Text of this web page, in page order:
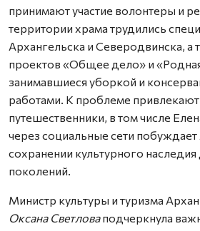
принимают участие волонтеры и
территории храма трудились
Архангельска и Северодвинска,
проектов «Общее дело» и
занимавшиеся уборкой и
работами. К проблеме
путешественники, в том числе
через социальные сети
сохранении культурного
поколений.
Министр культуры и туризма
Оксана Светловаподчеркнула